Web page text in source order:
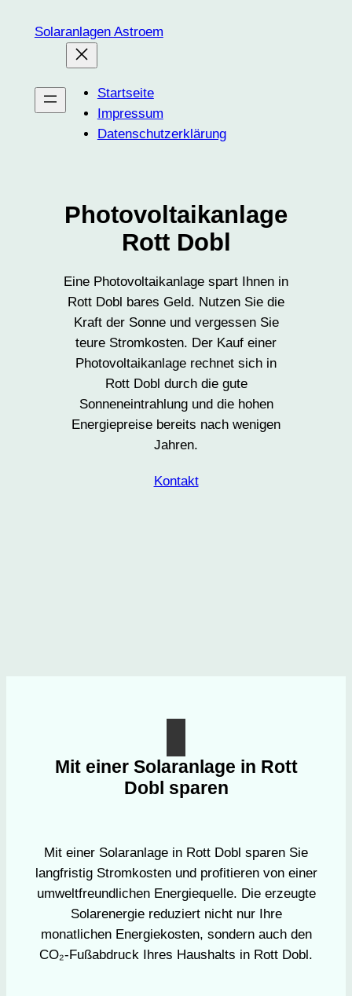
InhaltSolaranlagen Astroem
Startseite
Impressum
Datenschutzerklärung
Photovoltaikanlage
Rott Dobl
Eine Photovoltaikanlage spart Ihnen in
Rott Dobl bares Geld. Nutzen Sie die
Kraft der Sonne und vergessen Sie
teure Stromkosten. Der Kauf einer
Photovoltaikanlage rechnet sich in
Rott Dobl durch die gute
Sonneneintrahlung und die hohen
Energiepreise bereits nach wenigen
Jahren.
Kontakt
Mit einer Solaranlage in Rott
Dobl sparen
Mit einer Solaranlage in Rott Dobl sparen Sie
langfristig Stromkosten und profitieren von einer
umweltfreundlichen Energiequelle. Die erzeugte
Solarenergie reduziert nicht nur Ihre
monatlichen Energiekosten, sondern auch den
CO₂-Fußabdruck Ihres Haushalts in Rott Dobl.